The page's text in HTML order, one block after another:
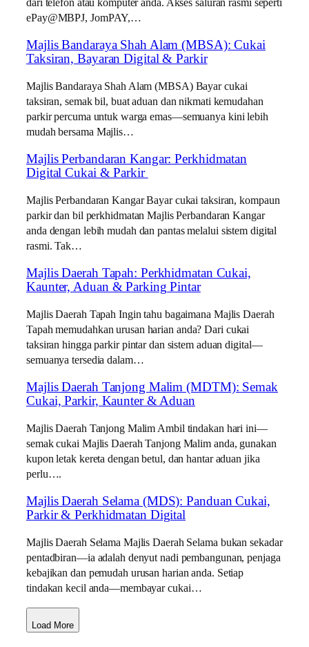
dari telefon atau komputer anda. Akses saluran rasmi seperti
ePay@MBPJ, JomPAY,…
Majlis Bandaraya Shah Alam (MBSA): Cukai
Taksiran, Bayaran Digital & Parkir
Majlis Bandaraya Shah Alam (MBSA) Bayar cukai
taksiran, semak bil, buat aduan dan nikmati kemudahan
parkir percuma untuk warga emas—semuanya kini lebih
mudah bersama Majlis…
Majlis Perbandaran Kangar: Perkhidmatan
Digital Cukai & Parkir
Majlis Perbandaran Kangar Bayar cukai taksiran, kompaun
parkir dan bil perkhidmatan Majlis Perbandaran Kangar
anda dengan lebih mudah dan pantas melalui sistem digital
rasmi. Tak…
Majlis Daerah Tapah: Perkhidmatan Cukai,
Kaunter, Aduan & Parking Pintar
Majlis Daerah Tapah Ingin tahu bagaimana Majlis Daerah
Tapah memudahkan urusan harian anda? Dari cukai
taksiran hingga parkir pintar dan sistem aduan digital—
semuanya tersedia dalam…
Majlis Daerah Tanjong Malim (MDTM): Semak
Cukai, Parkir, Kaunter & Aduan
Majlis Daerah Tanjong Malim Ambil tindakan hari ini—
semak cukai Majlis Daerah Tanjong Malim anda, gunakan
kupon letak kereta dengan betul, dan hantar aduan jika
perlu….
Majlis Daerah Selama (MDS): Panduan Cukai,
Parkir & Perkhidmatan Digital
Majlis Daerah Selama Majlis Daerah Selama bukan sekadar
pentadbiran—ia adalah denyut nadi pembangunan, penjaga
kebajikan dan pemudah urusan harian anda. Setiap
tindakan kecil anda—membayar cukai…
Load More